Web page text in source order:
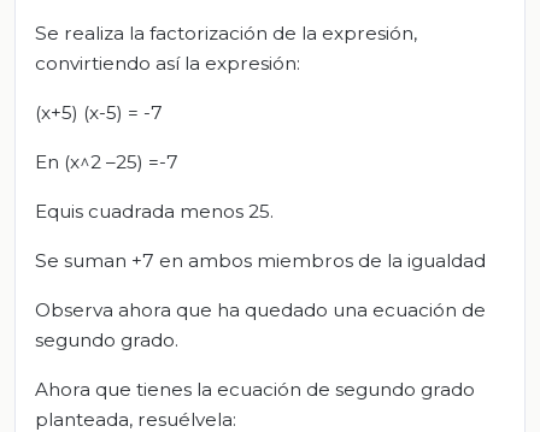
Se realiza la factorización de la expresión,
convirtiendo así la expresión:
(x+5) (x-5) = -7
En (x^2 –25) =-7
Equis cuadrada menos 25.
Se suman +7 en ambos miembros de la igualdad
Observa ahora que ha quedado una ecuación de
segundo grado.
Ahora que tienes la ecuación de segundo grado
planteada, resuélvela: